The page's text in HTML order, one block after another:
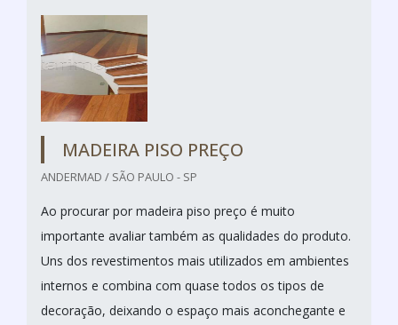
MADEIRA PISO PREÇO
ANDERMAD / SÃO PAULO - SP
Ao procurar por madeira piso preço é muito
importante avaliar também as qualidades do produto.
Uns dos revestimentos mais utilizados em ambientes
internos e combina com quase todos os tipos de
decoração, deixando o espaço mais aconchegante e